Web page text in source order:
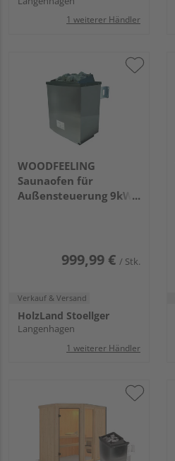
1 weiterer Händler
WOODFEELING
Saunaofen für
Außensteuerung 9kW
999,99 € / Stk.
Verkauf & Versand
HolzLand Stoellger
Langenhagen
1 weiterer Händler